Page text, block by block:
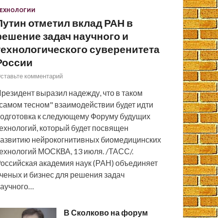
отметил вклад РАН в
задач научного и
суверенитета
комментарий
выразил надежду, что в таком
тесном" взаимодействии будет идти
к следующему Форуму будущих
который будет посвящен
нейрокогнитивных биомедицинских
МОСКВА, 13 июля. /ТАСС/.
академия наук (РАН) объединяет
и бизнес для решения задач
В Сколково на форум